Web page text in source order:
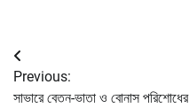
Post
navigation
Previous:
সাভারে বেতন-ভাতা ও বোনাস পরিশোধের